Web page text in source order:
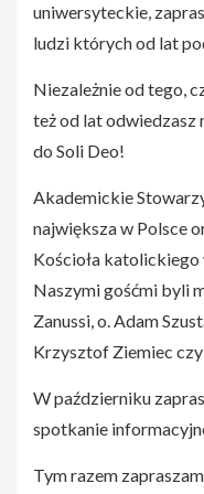
uniwersyteckie,
ludzi których od lat
Niezależnie od tego,
też od lat odwiedzasz
do Soli Deo!
Akademickie
największa w Polsce
Kościoła
Naszymi gośćmi byli
Zanussi, o. Adam
Krzysztof Ziemiec
W październiku
spotkanie
Tym razem